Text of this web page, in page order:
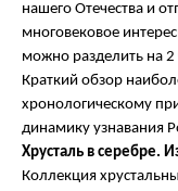
нашего Отечества и
многовековое
можно разделить на 2
Краткий обзор
хронологическому
динамику узнавания
Хрусталь в серебре.
Коллекция